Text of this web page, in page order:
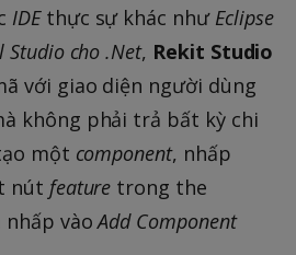
IDEthực sự khác như Eclipse
Studio cho .Net, Rekit Studio
với giao diện người dùng
không phải trả bất kỳ chi
một component, nhấp
nút feature trong the
nhấp vàoAdd Component